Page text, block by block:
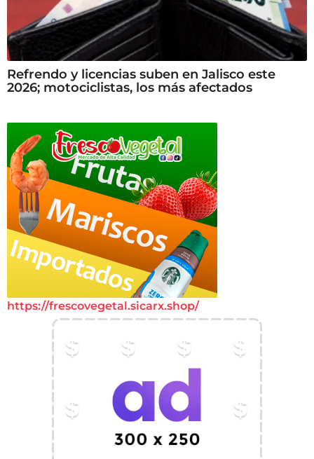
Refrendo y licencias suben en Jalisco este
2026; motociclistas, los más afectados
https://frescovegetal.sicarx.shop/